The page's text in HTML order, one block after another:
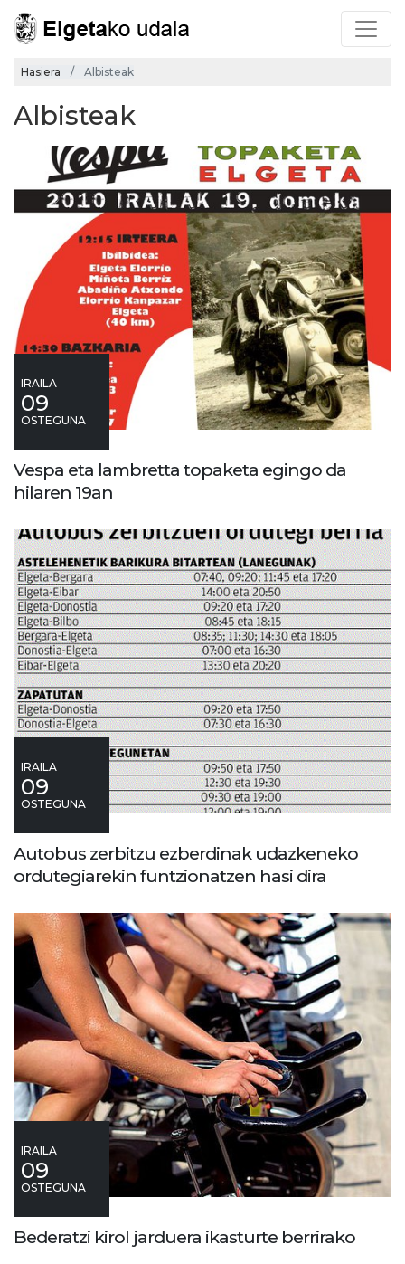
Hasiera Albisteak
Albisteak
IRAILA
09
OSTEGUNA
Vespa eta lambretta topaketa egingo da
hilaren 19an
IRAILA
09
OSTEGUNA
Autobus zerbitzu ezberdinak udazkeneko
ordutegiarekin funtzionatzen hasi dira
IRAILA
09
OSTEGUNA
Bederatzi kirol jarduera ikasturte berrirako